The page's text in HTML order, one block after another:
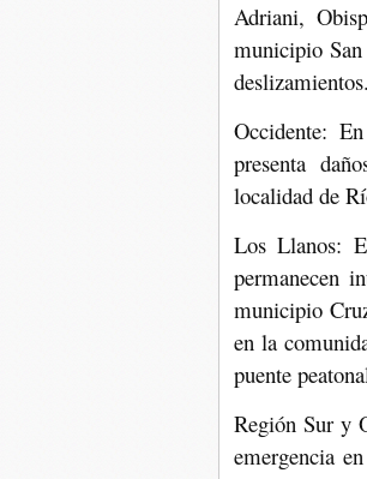
Adriani,
municipio
deslizamientos.
Occidente:
presenta
localidad de
Los Llanos:
permanecen
municipio
en la
puente
Región Sur y
emergencia